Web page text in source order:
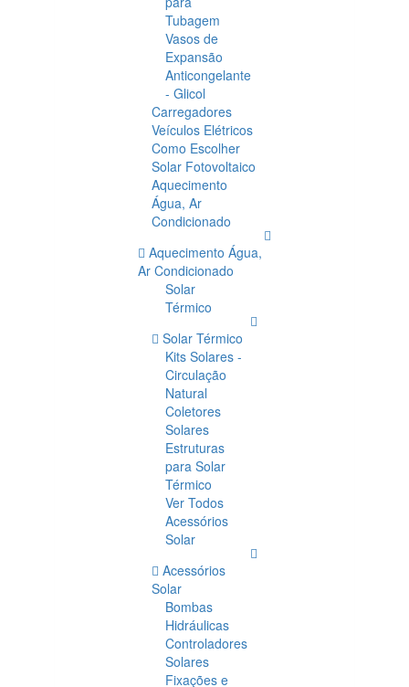
Tubagem
Vasos de
Expansão
Anticongelante
- Glicol
Carregadores
Veículos Elétricos
Como Escolher
Solar Fotovoltaico
Aquecimento
Água, Ar
Condicionado
Aquecimento Água,
Ar Condicionado
Solar
Térmico
Solar Térmico
Kits Solares -
Circulação
Natural
Coletores
Solares
Estruturas
para Solar
Térmico
Ver Todos
Acessórios
Solar
Acessórios
Solar
Bombas
Hidráulicas
Controladores
Solares
Fixações e